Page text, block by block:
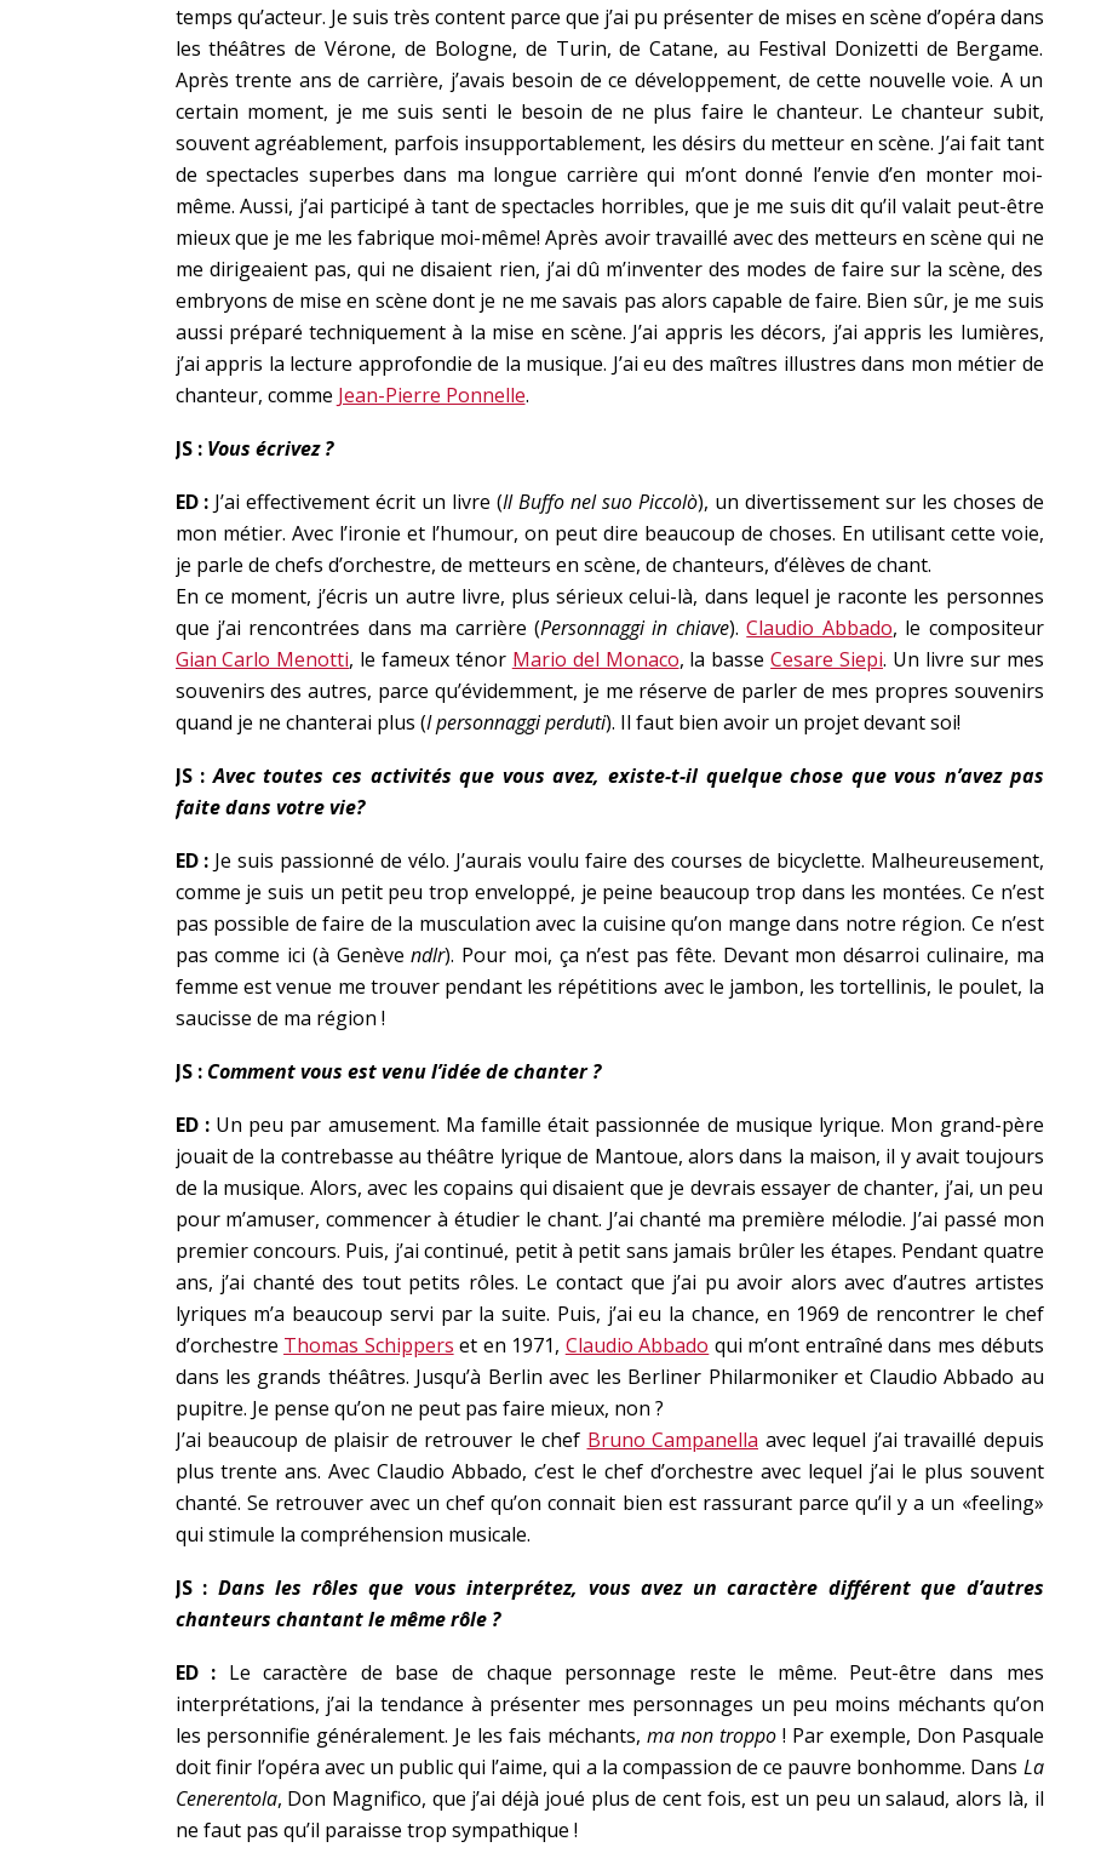
temps qu’acteur. Je suis très content parce que j’ai pu présenter de mises en scène d’opéra dans
les théâtres de Vérone, de Bologne, de Turin, de Catane, au Festival Donizetti de Bergame.
Après trente ans de carrière, j’avais besoin de ce développement, de cette nouvelle voie. A un
certain moment, je me suis senti le besoin de ne plus faire le chanteur. Le chanteur subit,
souvent agréablement, parfois insupportablement, les désirs du metteur en scène. J’ai fait tant
de spectacles superbes dans ma longue carrière qui m’ont donné l’envie d’en monter moi-
même. Aussi, j’ai participé à tant de spectacles horribles, que je me suis dit qu’il valait peut-être
mieux que je me les fabrique moi-même! Après avoir travaillé avec des metteurs en scène qui ne
me dirigeaient pas, qui ne disaient rien, j’ai dû m’inventer des modes de faire sur la scène, des
embryons de mise en scène dont je ne me savais pas alors capable de faire. Bien sûr, je me suis
aussi préparé techniquement à la mise en scène. J’ai appris les décors, j’ai appris les lumières,
j’ai appris la lecture approfondie de la musique. J’ai eu des maîtres illustres dans mon métier de
chanteur, comme Jean-Pierre Ponnelle.
JS :Vous écrivez ?
ED : J’ai effectivement écrit un livre (Il Buffo nel suo Piccolò), un divertissement sur les choses de
mon métier. Avec l’ironie et l’humour, on peut dire beaucoup de choses. En utilisant cette voie,
je parle de chefs d’orchestre, de metteurs en scène, de chanteurs, d’élèves de chant.
En ce moment, j’écris un autre livre, plus sérieux celui-là, dans lequel je raconte les personnes
que j’ai rencontrées dans ma carrière (Personnaggi in chiave).Claudio Abbado, le compositeur
Gian Carlo Menotti, le fameux ténor Mario del Monaco, la basseCesare Siepi. Un livre sur mes
souvenirs des autres, parce qu’évidemment, je me réserve de parler de mes propres souvenirs
quand je ne chanterai plus (I personnaggi perduti). Il faut bien avoir un projet devant soi!
JS : Avec toutes ces activités que vous avez, existe-t-il quelque chose que vous n’avez pas
faite dans votre vie?
ED : Je suis passionné de vélo. J’aurais voulu faire des courses de bicyclette. Malheureusement,
comme je suis un petit peu trop enveloppé, je peine beaucoup trop dans les montées. Ce n’est
pas possible de faire de la musculation avec la cuisine qu’on mange dans notre région. Ce n’est
pas comme ici (à Genèvendlr). Pour moi, ça n’est pas fête. Devant mon désarroi culinaire, ma
femme est venue me trouver pendant les répétitions avec le jambon, les tortellinis, le poulet, la
saucisse de ma région !
JS :Comment vous est venu l’idée de chanter ?
ED :Un peu par amusement. Ma famille était passionnée de musique lyrique. Mon grand-père
jouait de la contrebasse au théâtre lyrique de Mantoue, alors dans la maison, il y avait toujours
de la musique. Alors, avec les copains qui disaient que je devrais essayer de chanter, j’ai, un peu
pour m’amuser, commencer à étudier le chant. J’ai chanté ma première mélodie. J’ai passé mon
premier concours. Puis, j’ai continué, petit à petit sans jamais brûler les étapes. Pendant quatre
ans, j’ai chanté des tout petits rôles. Le contact que j’ai pu avoir alors avec d’autres artistes
lyriques m’a beaucoup servi par la suite. Puis, j’ai eu la chance, en 1969 de rencontrer le chef
d’orchestre Thomas Schippers et en 1971, Claudio Abbado qui m’ont entraîné dans mes débuts
dans les grands théâtres. Jusqu’à Berlin avec les Berliner Philarmoniker et Claudio Abbado au
pupitre. Je pense qu’on ne peut pas faire mieux, non ?
J’ai beaucoup de plaisir de retrouver le chef Bruno Campanella avec lequel j’ai travaillé depuis
plus trente ans. Avec Claudio Abbado, c’est le chef d’orchestre avec lequel j’ai le plus souvent
chanté. Se retrouver avec un chef qu’on connait bien est rassurant parce qu’il y a un «feeling»
qui stimule la compréhension musicale.
JS : Dans les rôles que vous interprétez, vous avez un caractère différent que d’autres
chanteurs chantant le même rôle ?
ED : Le caractère de base de chaque personnage reste le même. Peut-être dans mes
interprétations, j’ai la tendance à présenter mes personnages un peu moins méchants qu’on
les personnifie généralement. Je les fais méchants, ma non troppo! Par exemple, Don Pasquale
doit finir l’opéra avec un public qui l’aime, qui a la compassion de ce pauvre bonhomme. Dans La
Cenerentola, Don Magnifico, que j’ai déjà joué plus de cent fois, est un peu un salaud, alors là, il
ne faut pas qu’il paraisse trop sympathique !